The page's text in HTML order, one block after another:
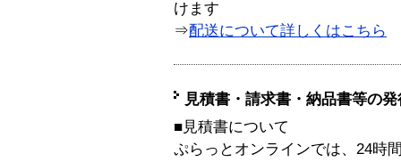
けます
⇒配送について詳しくはこちら
見積書・請求書・納品書等の
■見積書について
ぷらっとオンラインでは、24時